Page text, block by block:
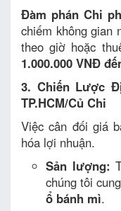
Đàm phán Chi
chiếm không gian
theo giờ hoặc
1.000.000 VNĐ
3. Chiến Lược
TP.HCM/Củ Chi
Việc cân đối giá
hóa lợi nhuận.
Sản lượng:
chúng tôi
ổ bánh mì.